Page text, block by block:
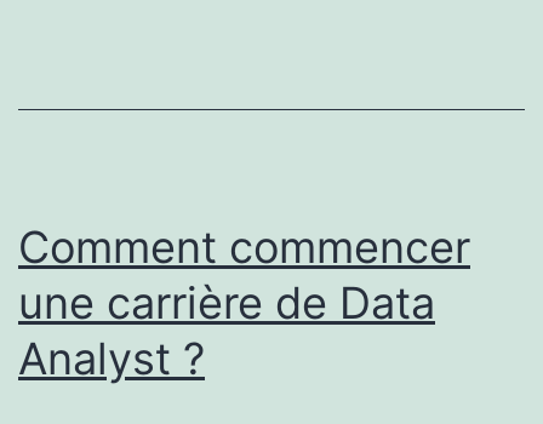
Comment commencer
une carrière de Data
Analyst ?